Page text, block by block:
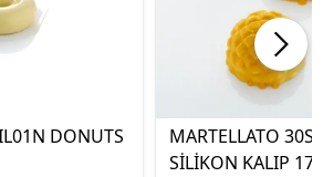
DONUTS
MARTELLATO
SİLİKON KALIP